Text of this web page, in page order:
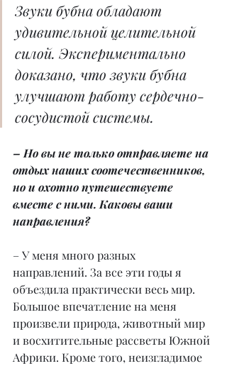
Звуки бубна обладают
удивительной целительной
силой. Экспериментально
доказано, что звуки бубна
улучшают работу сердечно-
сосудистой системы.
– Но вы не только отправляете на
отдых наших соотечественников,
но и охотно путешествуете
вместе с ними. Каковы ваши
направления?
– У меня много разных
направлений. За все эти годы я
объездила практически весь мир.
Большое впечатление на меня
произвели природа, животный мир
и восхитительные рассветы Южной
Африки. Кроме того, неизгладимое